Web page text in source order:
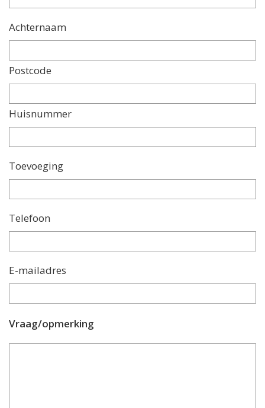
Achternaam
Postcode
Huisnummer
Toevoeging
Telefoon
E-mailadres
Vraag/opmerking